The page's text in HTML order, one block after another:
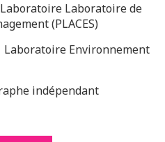
Laboratoire de
(PLACES)
Environnement
indépendant